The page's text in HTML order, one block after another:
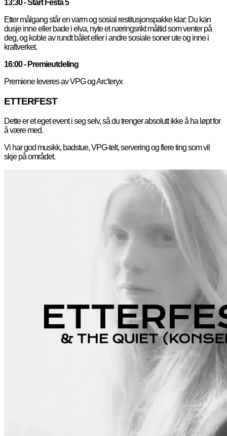
13:30 - Start Festa 5
Etter målgang står en varm og sosial restitusjonspakke klar: Du kan
dusje inne eller bade i elva, nyte et næringsrikt måltid som venter på
deg, og koble av rundt bålet eller i andre sosiale soner ute og inne i
kraftverket.
16:00 - Premieutdeling
Premiene leveres av VPG og Arc'teryx
ETTERFEST
Dette er et eget event i seg selv, så du trenger absolutt ikke å ha løpt for
å være med.
Vi har god musikk, badstue, VPG-telt, servering og flere ting som vil
skje på området.